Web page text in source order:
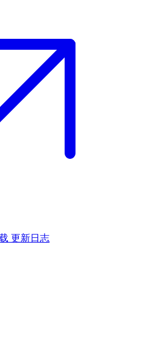
更新日志